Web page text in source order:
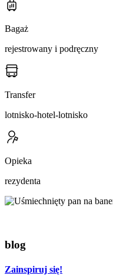
Bagaż
rejestrowany i podręczny
Transfer
lotnisko-hotel-lotnisko
Opieka
rezydenta
blog
Zainspiruj się!